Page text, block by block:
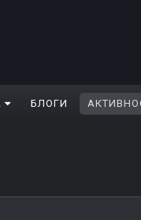
БЛОГИ